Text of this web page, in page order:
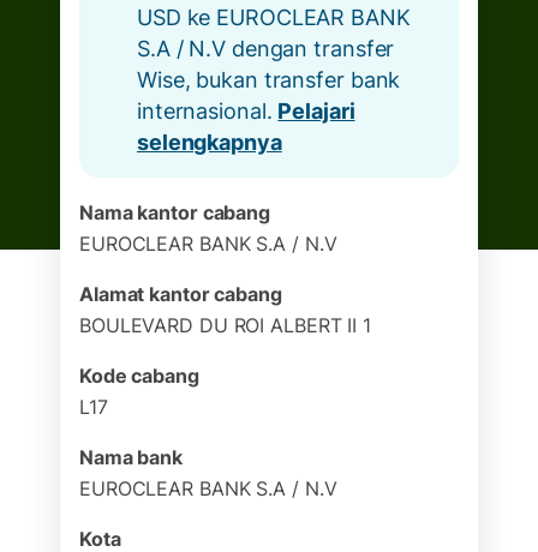
USD ke EUROCLEAR BANK
S.A / N.V dengan transfer
Wise, bukan transfer bank
internasional. Pelajari
selengkapnya
Nama kantor cabang
EUROCLEAR BANK S.A / N.V
Alamat kantor cabang
BOULEVARD DU ROI ALBERT II 1
Kode cabang
L17
Nama bank
EUROCLEAR BANK S.A / N.V
Kota